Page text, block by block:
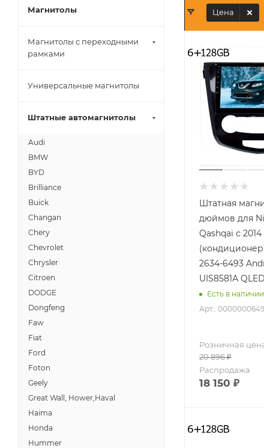
Цена
Штатная
дюймов для
Qashqai с 2014
2634-6493
UIS8581А
Есть в наличии
Арт.:
Розничная
20 896₽
Распродажа
18 150 ₽
Магнитолы
Магнитолы с переходными
рамками
Универсальные магнитолы
Штатные автомагнитолы
Audi
BMW
BYD
Brilliance
Buick
Changan
Chery
Chevrolet
Chrysler
Citroen
DODGE
Dongfeng
Faw
Fiat
Ford
Foton
Geely
Great Wall, Hower,Haval
Haima
Honda
Hummer